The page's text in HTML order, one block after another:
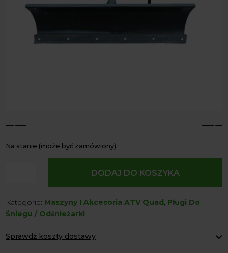
4 5
Na stanie (może być zamówiony)
do
Quada
120
DODAJ DO KOSZYKA
Kategorie: Maszyny I Akcesoria ATV Quad, Pługi Do
Śniegu / Odśnieżarki
Sprawdź koszty dostawy